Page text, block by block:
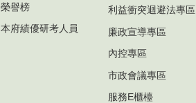
榮譽榜
本府績優研考人員
利益衝突迴避法專區
廉政宣導專區
內控專區
市政會議專區
服務E櫃檯